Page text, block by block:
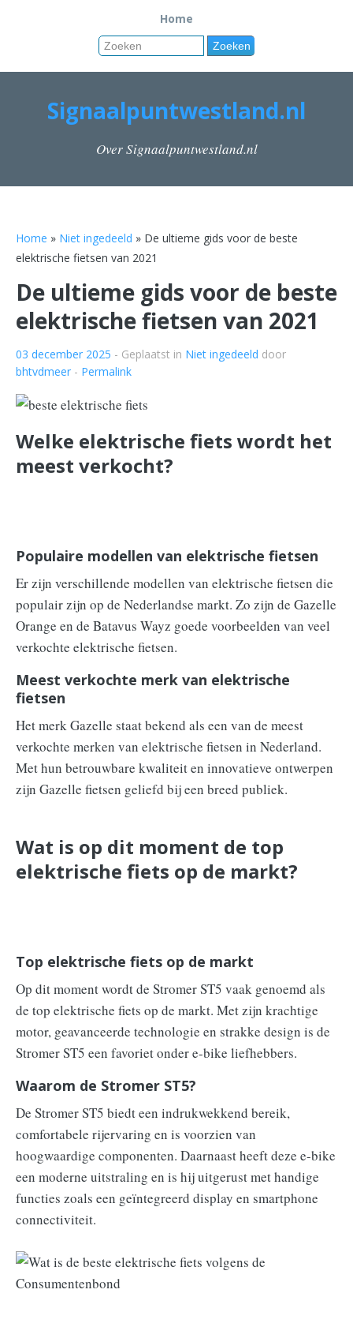
Home
Signaalpuntwestland.nl
Over Signaalpuntwestland.nl
Home » Niet ingedeeld » De ultieme gids voor de beste
elektrische fietsen van 2021
De ultieme gids voor de beste
elektrische fietsen van 2021
03 december 2025 - Geplaatst in Niet ingedeeld door
bhtvdmeer - Permalink
Welke elektrische fiets wordt het
meest verkocht?
Populaire modellen van elektrische fietsen
Er zijn verschillende modellen van elektrische fietsen die
populair zijn op de Nederlandse markt. Zo zijn de Gazelle
Orange en de Batavus Wayz goede voorbeelden van veel
verkochte elektrische fietsen.
Meest verkochte merk van elektrische
fietsen
Het merk Gazelle staat bekend als een van de meest
verkochte merken van elektrische fietsen in Nederland.
Met hun betrouwbare kwaliteit en innovatieve ontwerpen
zijn Gazelle fietsen geliefd bij een breed publiek.
Wat is op dit moment de top
elektrische fiets op de markt?
Top elektrische fiets op de markt
Op dit moment wordt de Stromer ST5 vaak genoemd als
de top elektrische fiets op de markt. Met zijn krachtige
motor, geavanceerde technologie en strakke design is de
Stromer ST5 een favoriet onder e-bike liefhebbers.
Waarom de Stromer ST5?
De Stromer ST5 biedt een indrukwekkend bereik,
comfortabele rijervaring en is voorzien van
hoogwaardige componenten. Daarnaast heeft deze e-bike
een moderne uitstraling en is hij uitgerust met handige
functies zoals een geïntegreerd display en smartphone
connectiviteit.